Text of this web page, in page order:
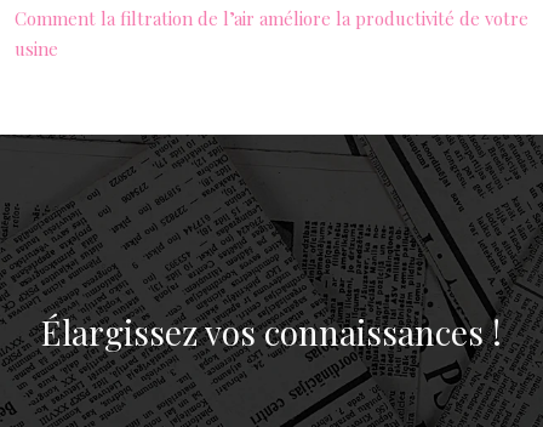
Comment la filtration de l’air améliore la productivité de votre
usine
Élargissez vos connaissances !